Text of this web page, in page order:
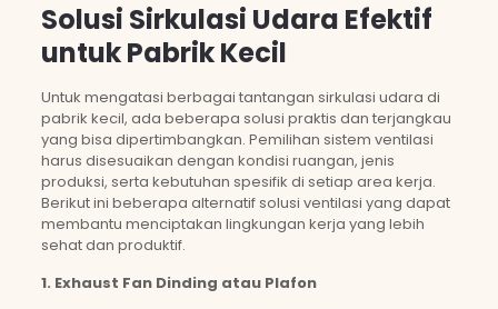
Solusi Sirkulasi Udara Efektif
untuk Pabrik Kecil
Untuk mengatasi berbagai tantangan sirkulasi udara di
pabrik kecil, ada beberapa solusi praktis dan terjangkau
yang bisa dipertimbangkan. Pemilihan sistem ventilasi
harus disesuaikan dengan kondisi ruangan, jenis
produksi, serta kebutuhan spesifik di setiap area kerja.
Berikut ini beberapa alternatif solusi ventilasi yang dapat
membantu menciptakan lingkungan kerja yang lebih
sehat dan produktif.
1. Exhaust Fan Dinding atau Plafon